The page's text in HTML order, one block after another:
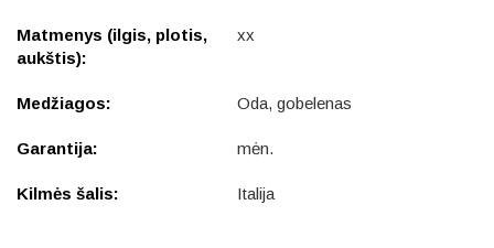
Matmenys (ilgis, plotis,
aukštis):
xx
Medžiagos: Oda, gobelenas
Garantija: mėn.
Kilmės šalis: Italija